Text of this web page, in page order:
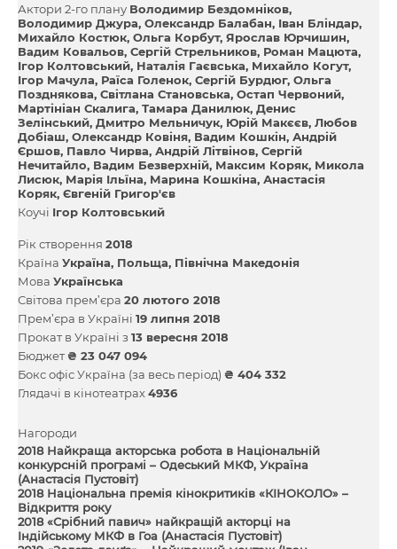
Актори 2-го плану Володимир Бездомніков
Володимир Джура Олександр Балабан Іван Бліндар
Михайло Костюк Ольга Корбут Ярослав Юрчишин
Вадим Ковальов Сергій Стрельников Роман Мацюта
Ігор Колтовський Наталія Гаєвська Михайло Когут
Ігор Мачула Раїса Голенок Сергій Бурдюг Ольга
Позднякова Світлана Становська Остап Червоний
Мартініан Скалига Тамара Данилюк Денис
Зелінський Дмитро Мельничук Юрій Макєєв Любов
Добіаш Олександр Ковіня Вадим Кошкін Андрій
Єршов Павло Чирва Андрій Літвінов Сергій
Нечитайло Вадим Безверхній Максим Коряк Микола
Лисюк Марія Ільїна Марина Кошкіна Анастасія
Коряк Євгеній Григор'єв
Коучі Ігор Колтовський
Рік створення 2018
Країна Україна Польща Північна Македонія
Мова Українська
Світова прем’єра 20 лютого 2018
Прем’єра в Україні 19 липня 2018
Прокат в Україні з 13 вересня 2018
Бюджет ₴ 23 047 094
Бокс офіс Україна (за весь період) ₴ 404 332
Глядачі в кінотеатрах4936
Нагороди
2018 Найкраща акторська робота в Національній
конкурсній програмі – Одеський МКФ, Україна
(Анастасія Пустовіт)
2018 Національна премія кінокритиків «КІНОКОЛО» –
Відкриття року
2018 «Срібний павич» найкращій акторці на
Індійському МКФ в Гоа (Анастасія Пустовіт)